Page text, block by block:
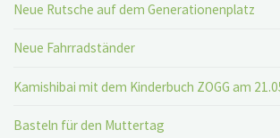
Neue Rutsche auf dem Generationenplatz
Neue Fahrradständer
Kamishibai mit dem Kinderbuch ZOGG am
Basteln für den Muttertag